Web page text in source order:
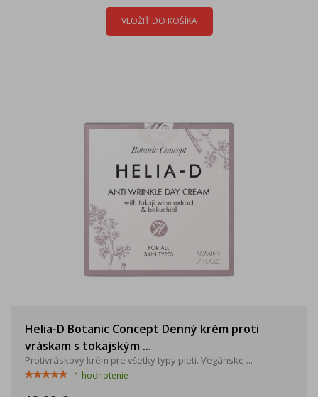
VLOŽIŤ DO KOŠÍKA
Helia-D Botanic Concept Denný krém proti
vráskam s tokajským ...
Protivráskový krém pre všetky typy pleti. Vegánske ...
1 hodnotenie